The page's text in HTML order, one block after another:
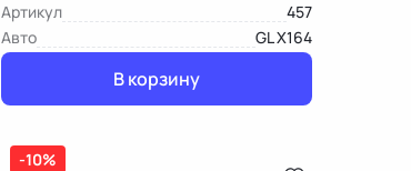
Артикул
457
Авто
GL X164
В корзину
-10%